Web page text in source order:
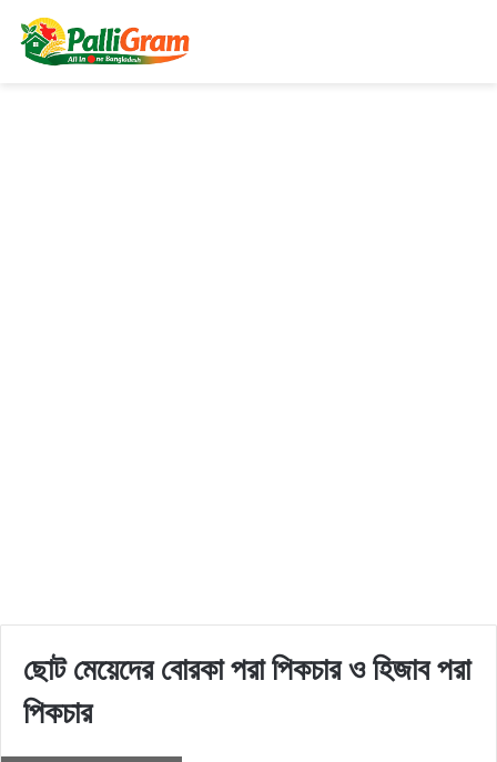
ছোট মেয়েদের বোরকা পরা পিকচার ও হিজাব পরা
পিকচার